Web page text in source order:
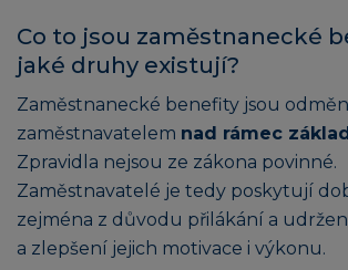
Co to jsou zaměstnanecké
jaké druhy existují?
Zaměstnanecké benefity jsou
zaměstnavatelem nad rámec
Zpravidla nejsou ze zákona povinné.
Zaměstnavatelé je tedy poskytují
zejména z důvodu přilákání a
a zlepšení jejich motivace i výkonu.